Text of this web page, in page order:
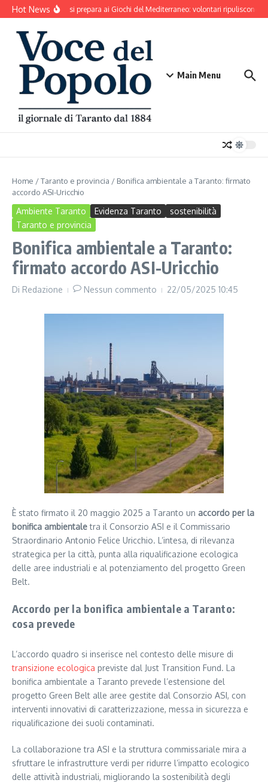
Salta al contenuto
Hot NewsTaranto si prepara ai Giochi del Mediterraneo: volontari ripuliscono
Main Menu
Home /Taranto e provincia / Bonifica ambientale a Taranto: firmato
accordo ASI-Uricchio
Ambiente Taranto Evidenza Taranto
sostenibilità
Taranto e provincia
Bonifica ambientale a Taranto:
firmato accordo ASI-Uricchio
Di Redazione Nessun commento 22/05/2025 10:45
È stato firmato il 20 maggio 2025 a Taranto un accordo per la
bonifica ambientaletra il Consorzio ASI e il Commissario
Straordinario Antonio Felice Uricchio. L’intesa, di rilevanza
strategica per la città, punta alla riqualificazione ecologica
delle aree industriali e al potenziamento del progetto Green
Belt.
Accordo per la bonifica ambientale a Taranto:
cosa prevede
L’accordo quadro si inserisce nel contesto delle misure di
transizione ecologica previste dal Just Transition Fund. La
bonifica ambientale a Taranto prevede l’estensione del
progetto Green Belt alle aree gestite dal Consorzio ASI, con
interventi innovativi di caratterizzazione, messa in sicurezza e
riqualificazione dei suoli contaminati.
La collaborazione tra ASI e la struttura commissariale mira a
sfruttare le infrastrutture verdi per ridurre l’impatto ecologico
delle attività industriali, migliorando la sostenibilità degli